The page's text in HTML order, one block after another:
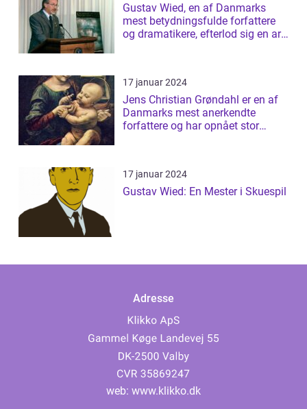
Gustav Wied, en af Danmarks
mest betydningsfulde forfattere
og dramatikere, efterlod sig en arv
17 januar 2024
Jens Christian Grøndahl er en af
Danmarks mest anerkendte
forfattere og har opnået stor
17 januar 2024
Gustav Wied: En Mester i Skuespil
Adresse
web: www.klikko.dk